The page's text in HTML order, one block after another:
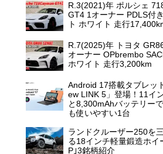
R.3(2021)年 ポルシェ
GT4 1オーナー PDLS付
ト ホワイト 走行
R.7(2025)年 トヨタ
オーナー OPbrembo
ホワイト 走行3,200km
Android 17搭載タブレッ
ew LINK 5」登場！11イ
と8,300mAhバッテリー
も使いやすい1台
ランドクルーザー250を
る18インチ軽量鍛造ホイ
P｣3銘柄紹介